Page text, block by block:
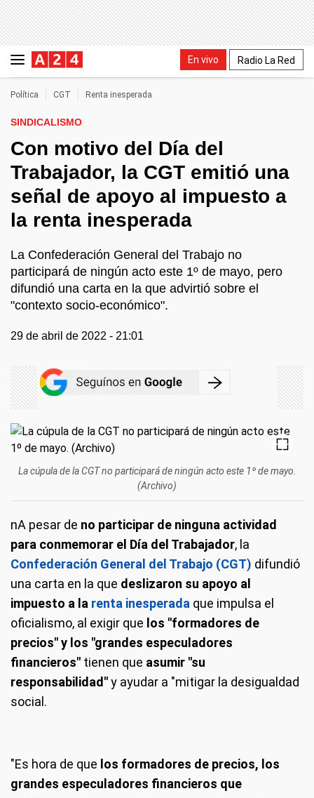
En vivo Radio La Red
Política CGT Renta inesperada
SINDICALISMO
Con motivo del Día del
Trabajador, la CGT emitió una
señal de apoyo al impuesto a
la renta inesperada
La Confederación General del Trabajo no
participará de ningún acto este 1º de mayo, pero
difundió una carta en la que advirtió sobre el
"contexto socio-económico".
29 de abril de 2022 - 21:01
La cúpula de la CGT no participará de ningún acto este 1º de mayo.
(Archivo)
nA pesar de no participar de ninguna actividad
para conmemorar el Día del Trabajador, la
Confederación General del Trabajo (CGT) difundió
una carta en la que deslizaron su apoyo al
impuesto a la renta inesperada que impulsa el
oficialismo, al exigir que los "formadores de
precios" y los "grandes especuladores
financieros" tienen que asumir "su
responsabilidad"y ayudar a "mitigar la desigualdad
social.
"Es hora de que los formadores de precios, los
grandes especuladores financieros que